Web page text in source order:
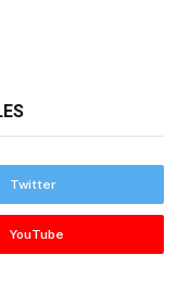
Twitter
YouTube